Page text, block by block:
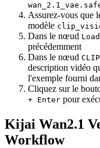
Assurez-vous que
modèle
Dans le nœud
précédemment
Dans le nœud
description vidéo
l'exemple fourni
Cliquez sur le
+ Enter pour
Kijai Wan2.1
Workflow